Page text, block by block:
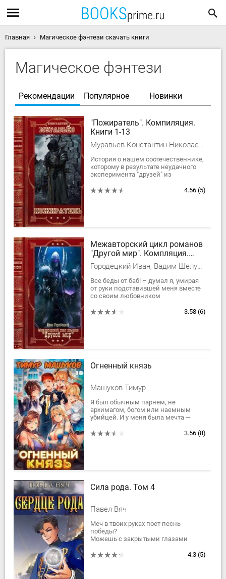
Главная Магическое фэнтези скачать книги
Магическое фэнтези
Рекомендации Популярное Новинки
"Пожиратель". Компиляция.
Книги 1-13
Муравьев Константин Николаевич
История о нашем соотечественнике,
которому в результате неудачного
эксперимента "друзей" из
инопланетного Содружества,
4.56 (5)
Межавторский цикл романов
"Другой мир". Компляция.
Книги 1-9
Городецкий Иван, Вадим Шелудяков, Денис Варфонум
Все беды от баб! – думал я, умирая
от руки подставившей меня вместе
со своим любовником
когда-нибудь еще с ними связался,
3.58 (6)
Огненный князь
Машуков Тимур
Я был обычным парнем, не
архимагом, богом или наемным
убийцей. И у меня была мечта —
нее оставался один шаг, меня убили.
3.56 (8)
Сила рода. Том 4
Павел Вяч
Меч в твоих руках поет песнь
победы?
Можешь с закрытыми глазами
Научился сопротивляться
4.3 (5)